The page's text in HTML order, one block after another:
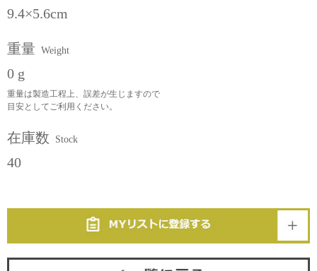
9.4×5.6cm
重量 Weight
0 g
重量は製造工程上、誤差が生じますので
目安としてご利用ください。
在庫数 Stock
40